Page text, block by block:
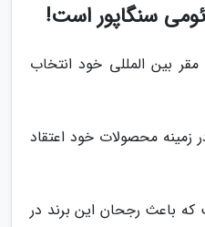
مقر بین المللی خود انتخاب
زمینه محصولات خود اعتقاد
که باعث رجحان این برند در